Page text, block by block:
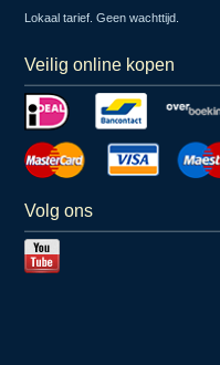
Lokaal tarief. Geen wachttijd.
Veilig online kopen
Volg ons